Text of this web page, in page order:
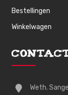
Bestellingen
Winkelwagen
Weth.